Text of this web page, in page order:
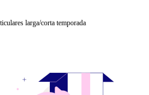
larga/corta temporada